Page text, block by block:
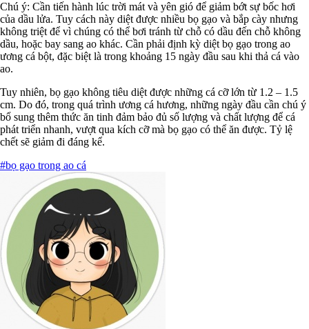
Chú ý: Cần tiến hành lúc trời mát và yên gió để giảm bớt sự bốc hơi
của dầu lửa. Tuy cách này diệt được nhiều bọ gạo và bắp cày nhưng
không triệt để vì chúng có thể bơi tránh từ chỗ có dầu đến chỗ không
dầu, hoặc bay sang ao khác. Cần phải định kỳ diệt bọ gạo trong ao
ương cá bột, đặc biệt là trong khoảng 15 ngày đầu sau khi thả cá vào
ao.
Tuy nhiên, bọ gạo không tiêu diệt được những cá cỡ lớn từ 1.2 – 1.5
cm. Do đó, trong quá trình ương cá hương, những ngày đầu cần chú ý
bổ sung thêm thức ăn tinh đảm bảo đủ số lượng và chất lượng để cá
phát triển nhanh, vượt qua kích cỡ mà bọ gạo có thể ăn được. Tỷ lệ
chết sẽ giảm đi đáng kể.
#bọ gạo trong ao cá